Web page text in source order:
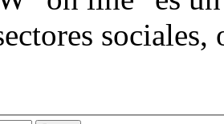
sociales,